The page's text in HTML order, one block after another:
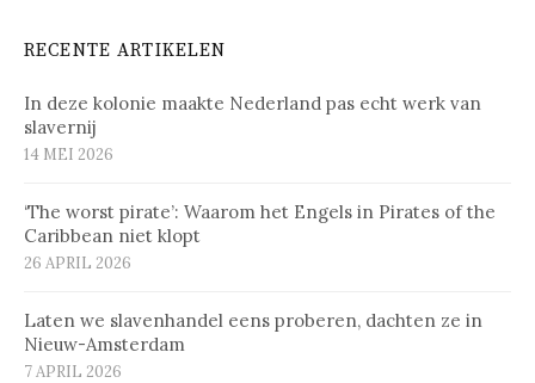
RECENTE ARTIKELEN
In deze kolonie maakte Nederland pas echt werk van
slavernij
14 MEI 2026
‘The worst pirate’: Waarom het Engels in Pirates of the
Caribbean niet klopt
26 APRIL 2026
Laten we slavenhandel eens proberen, dachten ze in
Nieuw-Amsterdam
7 APRIL 2026